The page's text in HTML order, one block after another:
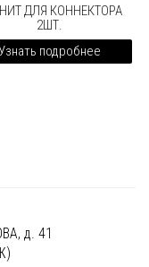
ДЛЯ КОННЕКТОРА
2ШТ.
подробнее
д. 41